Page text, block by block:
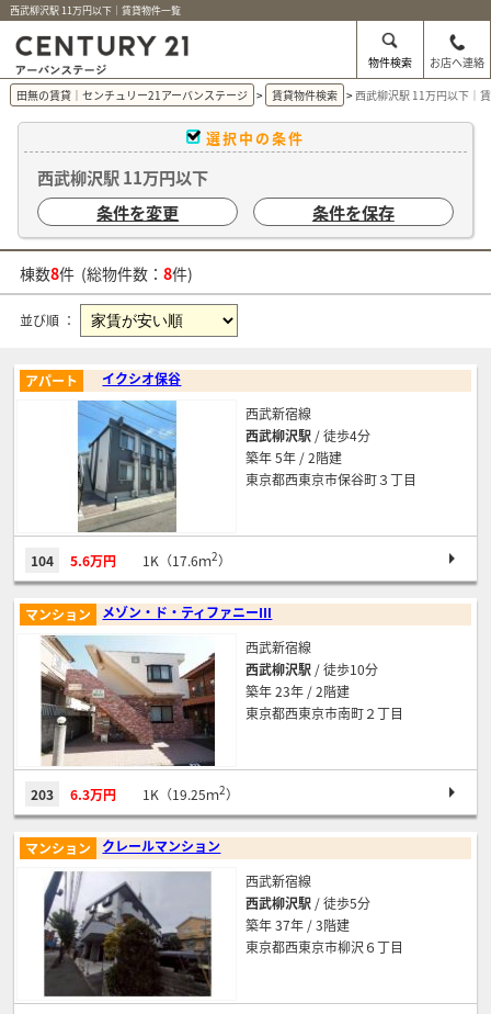
西武柳沢駅 11万円以下｜賃貸物件一覧
物件検索
お店へ連絡
田無の賃貸｜センチュリー21アーバンステージ
賃貸物件検索 西武柳沢駅 11万円以下｜
選択中の条件
西武柳沢駅 11万円以下
条件を変更
条件を保存
棟数8件 (総物件数： 8件)
並び順 ：
イクシオ保谷
アパート
西武新宿線
西武柳沢駅 / 徒歩4分
築年 5年 / 2階建
東京都西東京市保谷町３丁目
104 5.6万円 1K（17.6ｍ2）
メゾン・ド・ティファニーⅢ
マンション
西武新宿線
西武柳沢駅 / 徒歩10分
築年 23年 / 2階建
東京都西東京市南町２丁目
203 6.3万円 1K（19.25ｍ2）
クレールマンション
マンション
西武新宿線
西武柳沢駅 / 徒歩5分
築年 37年 / 3階建
東京都西東京市柳沢６丁目